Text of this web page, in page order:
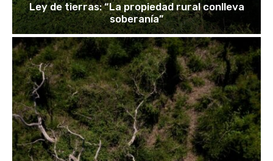
Ley de tierras: “La propiedad rural conlleva
soberanía”